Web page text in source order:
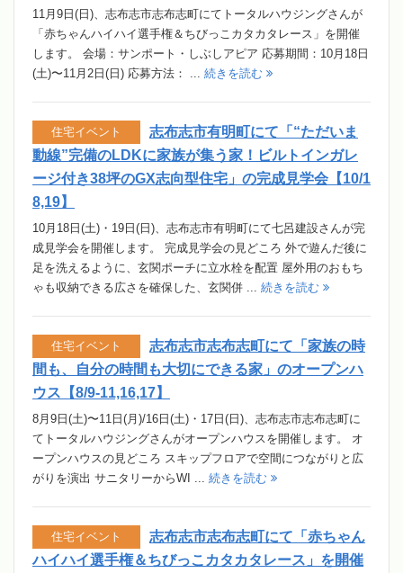
11月9日(日)、志布志市志布志町にてトータルハウジングさんが
「赤ちゃんハイハイ選手権＆ちびっこカタカタレース」を開催
します。 会場：サンポート・しぶしアピア 応募期間：10月18日
(土)〜11月2日(日) 応募方法： ... 続きを読む
志布志市有明町にて「“ただいま
動線”完備のLDKに家族が集う家！ビルトインガレ
ージ付き38坪のGX志向型住宅」の完成見学会【10/1
8,19】
10月18日(土)・19日(日)、志布志市有明町にて七呂建設さんが完
成見学会を開催します。 完成見学会の見どころ 外で遊んだ後に
足を洗えるように、玄関ポーチに立水栓を配置 屋外用のおもち
ゃも収納できる広さを確保した、玄関併 ... 続きを読む
住宅イベント
志布志市志布志町にて「家族の時
間も、自分の時間も大切にできる家」のオープンハ
ウス【8/9-11,16,17】
8月9日(土)〜11日(月)/16日(土)・17日(日)、志布志市志布志町に
てトータルハウジングさんがオープンハウスを開催します。 オ
ープンハウスの見どころ スキップフロアで空間につながりと広
がりを演出 サニタリーからWI ... 続きを読む
住宅イベント
志布志市志布志町にて「赤ちゃん
ハイハイ選手権＆ちびっこカタカタレース」を開催
住宅イベント